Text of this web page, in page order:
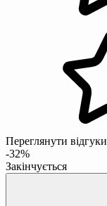
Переглянути відгуки
-32%
Закінчується